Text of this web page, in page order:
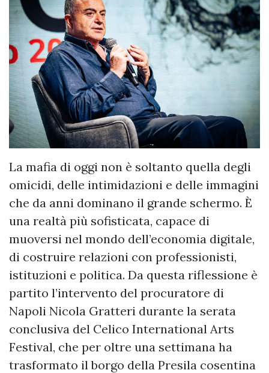
La mafia di oggi non è soltanto quella degli
omicidi, delle intimidazioni e delle immagini
che da anni dominano il grande schermo. È
una realtà più sofisticata, capace di
muoversi nel mondo dell’economia digitale,
di costruire relazioni con professionisti,
istituzioni e politica. Da questa riflessione è
partito l’intervento del procuratore di
Napoli Nicola Gratteri durante la serata
conclusiva del Celico International Arts
Festival, che per oltre una settimana ha
trasformato il borgo della Presila cosentina